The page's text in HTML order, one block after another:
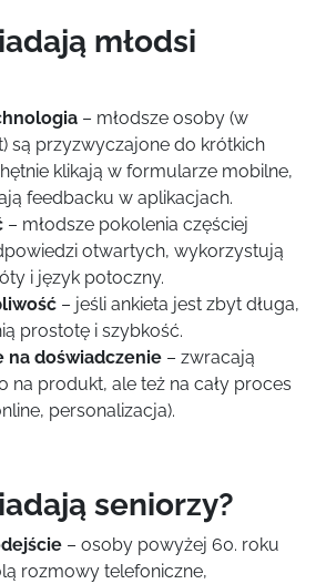
młodsi
– młodsze osoby (w
są przyzwyczajone do krótkich
klikają w formularze mobilne,
feedbacku w aplikacjach.
– młodsze pokolenia częściej
otwartych, wykorzystują
i język potoczny.
– jeśli ankieta jest zbyt długa,
prostotę i szybkość.
na doświadczenie – zwracają
na produkt, ale też na cały proces
personalizacja).
seniorzy?
– osoby powyżej 60. roku
rozmowy telefoniczne,